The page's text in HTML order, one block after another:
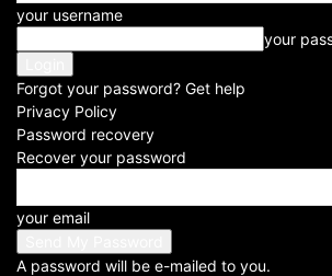
your username
your
Forgot your password? Get help
Privacy Policy
Password recovery
Recover your password
your email
A password will be e-mailed to you.
By
-
2025-01-17
Facebook
Accused caught with
capsules